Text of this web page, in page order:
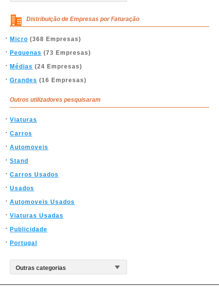
Distribuição de Empresas por Faturação
Micro (368 Empresas)
Pequenas (73 Empresas)
Médias (24 Empresas)
Grandes (16 Empresas)
Outros utilizadores pesquisaram
Viaturas
Carros
Automoveis
Stand
Carros Usados
Usados
Automoveis Usados
Viaturas Usadas
Publicidade
Portugal